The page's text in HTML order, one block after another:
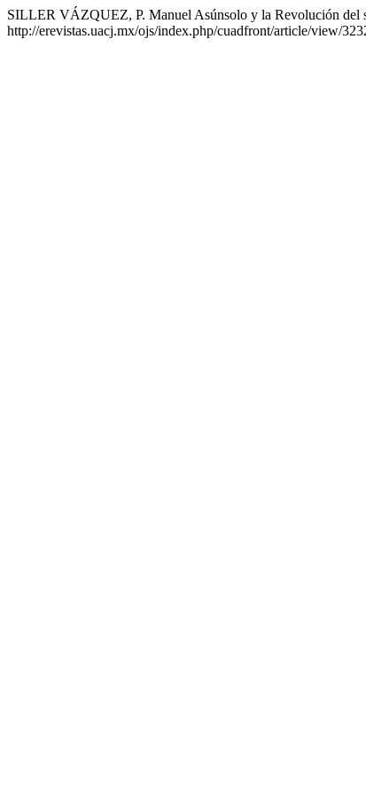
SILLER VÁZQUEZ, P. Manuel Asúnsolo y la Revolución del
http://erevistas.uacj.mx/ojs/index.php/cuadfront/article/view/